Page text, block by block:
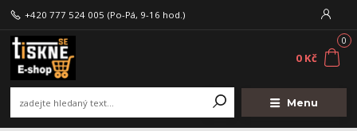
Menu
+420 777 524 005 (Po-Pá, 9-16 hod.)
0
0 Kč